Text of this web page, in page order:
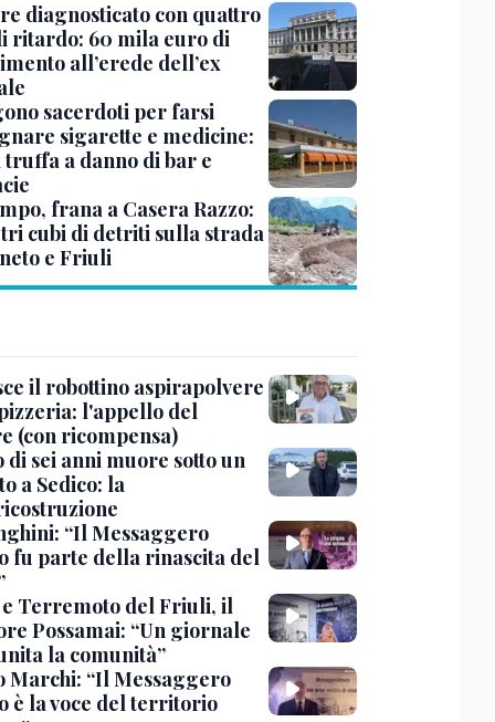
diagnosticato con quattro
ritardo: 60 mila euro di
all’erede dell’ex
sacerdoti per farsi
sigarette e medicine:
truffa a danno di bar e
frana a Casera Razzo:
cubi di detriti sulla strada
e Friuli
il robottino aspirapolvere
l'appello del
(con ricompensa)
di sei anni muore sotto un
a Sedico: la
“Il Messaggero
fu parte della rinascita del
Terremoto del Friuli, il
Possamai: “Un giornale
la comunità”
Marchi: “Il Messaggero
è la voce del territorio